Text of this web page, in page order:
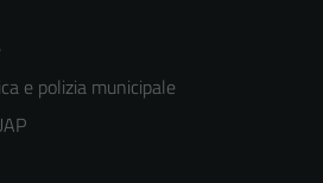
e polizia municipale